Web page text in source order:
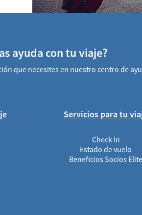
ayuda con tu viaje?
que necesites en nuestro centro de
Servicios para tu
Check In
Estado de vuelo
Beneficios Socios Elite